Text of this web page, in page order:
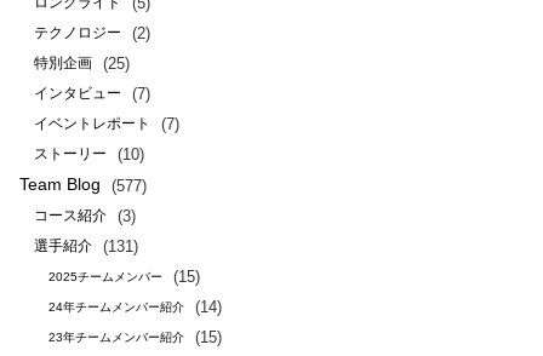
テクノロジー (2)
特別企画 (25)
インタビュー (7)
イベントレポート (7)
ストーリー (10)
Team Blog (577)
コース紹介 (3)
選手紹介 (131)
2025チームメンバー (15)
24年チームメンバー紹介 (14)
23年チームメンバー紹介 (15)